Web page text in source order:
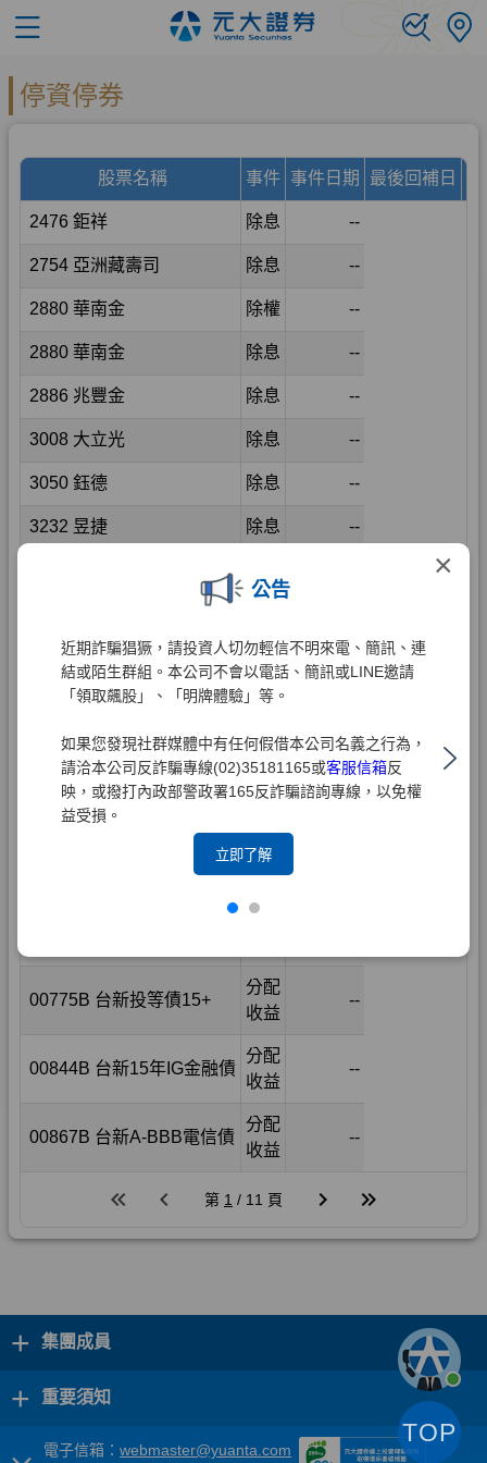
×
公告
近期詐騙猖獗，請投資人切勿輕信不明來電、簡訊、連
結或陌生群組。本公司不會以電話、簡訊或LINE邀請
「領取飆股」、「明牌體驗」等。
如果您發現社群媒體中有任何假借本公司名義之行為，
請洽本公司反詐騙專線(02)35181165或客服信箱反
映，或撥打內政部警政署165反詐騙諮詢專線，以免權
益受損。
立即了解
+ 集團成員
+ 重要須知
電子信箱： webmaster@yuanta.com
TOP